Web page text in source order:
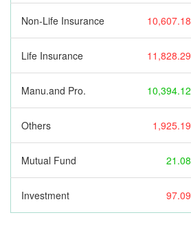
Non-Life Insurance 10,607.18
Life Insurance 11,828.29
Manu.and Pro. 10,394.12
Others 1,925.19
Mutual Fund 21.08
Investment 97.09